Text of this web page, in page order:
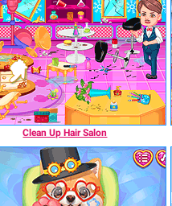
Clean Up Hair Salon